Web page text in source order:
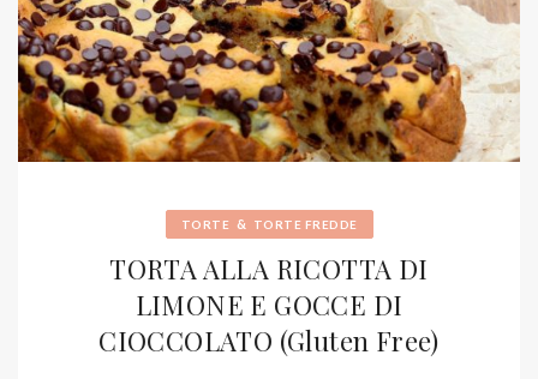
TORTE & TORTE FREDDE
TORTA ALLA RICOTTA DI
LIMONE E GOCCE DI
CIOCCOLATO (Gluten Free)